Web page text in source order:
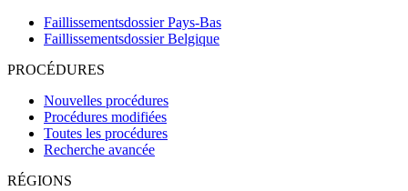
Faillissementsdossier Pays-Bas
Faillissementsdossier Belgique
PROCÉDURES
Nouvelles procédures
Procédures modifiées
Toutes les procédures
Recherche avancée
RÉGIONS